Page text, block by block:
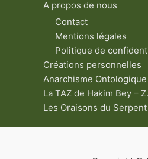
A propos de nous
Contact
Mentions légales
Politique de
Créations personnelles
Anarchisme
La TAZ de Hakim Bey –
Les Oraisons du